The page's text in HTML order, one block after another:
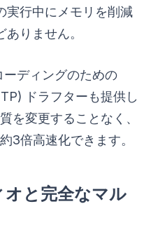
実行中にメモリを削減
りません。
ディングのための
ドラフターも提供し
を変更することなく、
3倍高速化できます。
と完全なマル